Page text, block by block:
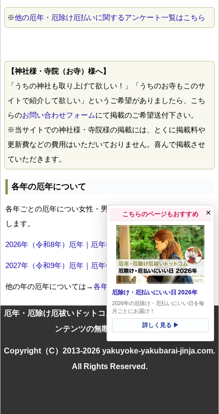
※他の厄年・厄除け厄払いに関するアンケート一覧はこちら
【神社様・寺院（お寺）様へ】
「うちの神社も取り上げて欲しい！」「うちのお寺もこのサ
イトで紹介して欲しい」というご希望がありましたら、こち
らのお問い合わせフォームにて掲載のご希望送付下さい。
※当サイトでの神社様・寺院様の掲載には、とくに掲載料や
更新費などの費用はいただいておりません。喜んで掲載させ
ていただきます。
各年の厄年について
各年ごとの厄年につい女性・男性の年齢早見表とともにお伝え
します。
2026年（令和8年）厄年｜厄年年齢早見表
2027年（令和9年）厄年｜厄年年齢早見表
他の年の厄年については→各年厄年一覧
厄年・厄除け厄祓いドットコムに掲載のテキスト・画像等コ
ンテンツの無断転載を禁じます
Copyright（C）2013-2026 yakuyoke-yakubarai-jinja.com.
All Rights Reserved.
こちらのページもおすすめ
厄除け・厄払いにいい日 2026年
2026年の厄除け・厄払いにいい日を毎
月ごとにお届け！
詳しく見る ▶
×